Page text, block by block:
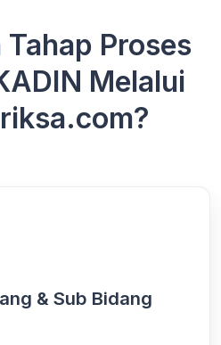
Proses
Melalui
& Sub Bidang